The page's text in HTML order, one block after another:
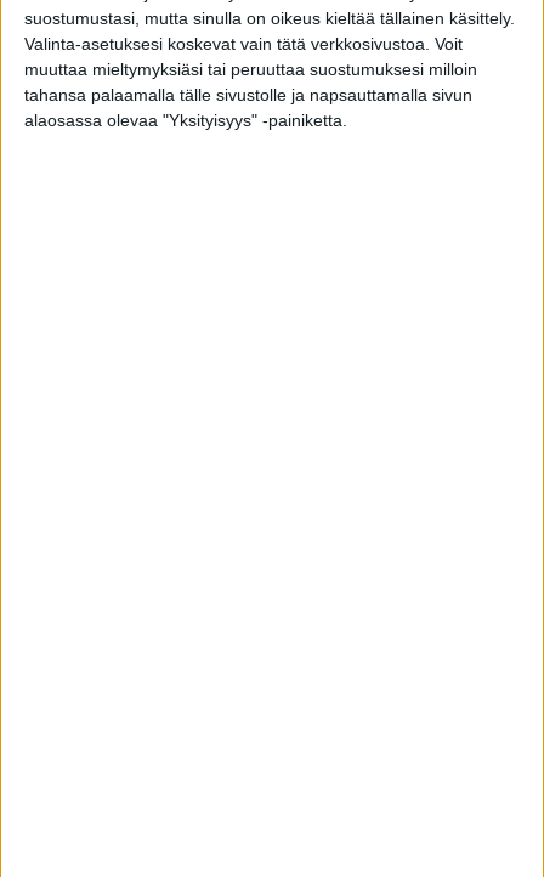
suostumustasi, mutta sinulla on oikeus kieltää tällainen käsittely.
Valinta-asetuksesi koskevat vain tätä verkkosivustoa. Voit
muuttaa mieltymyksiäsi tai peruuttaa suostumuksesi milloin
tahansa palaamalla tälle sivustolle ja napsauttamalla sivun
alaosassa olevaa "Yksityisyys" -painiketta.
Ikkunaremontti